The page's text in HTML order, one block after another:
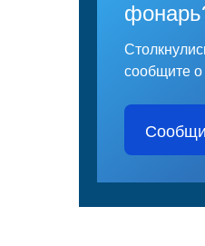
сообщите о